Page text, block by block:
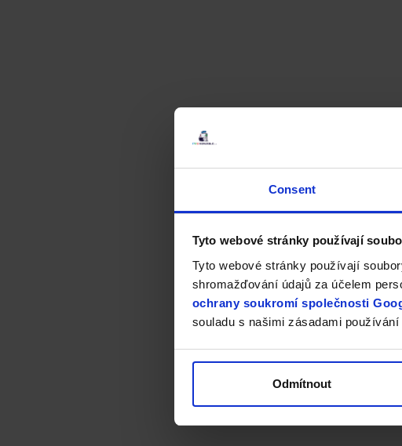
Consent
Tyto webové stránky používají
Tyto webové stránky používají
shromažďování údajů za účelem
ochrany soukromí společnosti
souladu s našimi zásadami používání
Odmítnout